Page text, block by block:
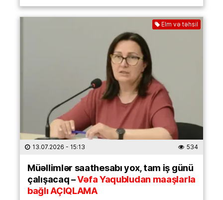
Elm və təhsil
13.07.2026 - 15:13 534
Müəllimlər saathesabı yox, tam iş günü
çalışacaq –Vəfa Yaqubludan maaşlarla
bağlı AÇIQLAMA